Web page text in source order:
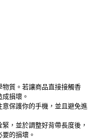
質。若讓商品直接接觸香
損壞。
保護你的手機，並且避免進
，並於調整好背帶長度後，
的損壞。